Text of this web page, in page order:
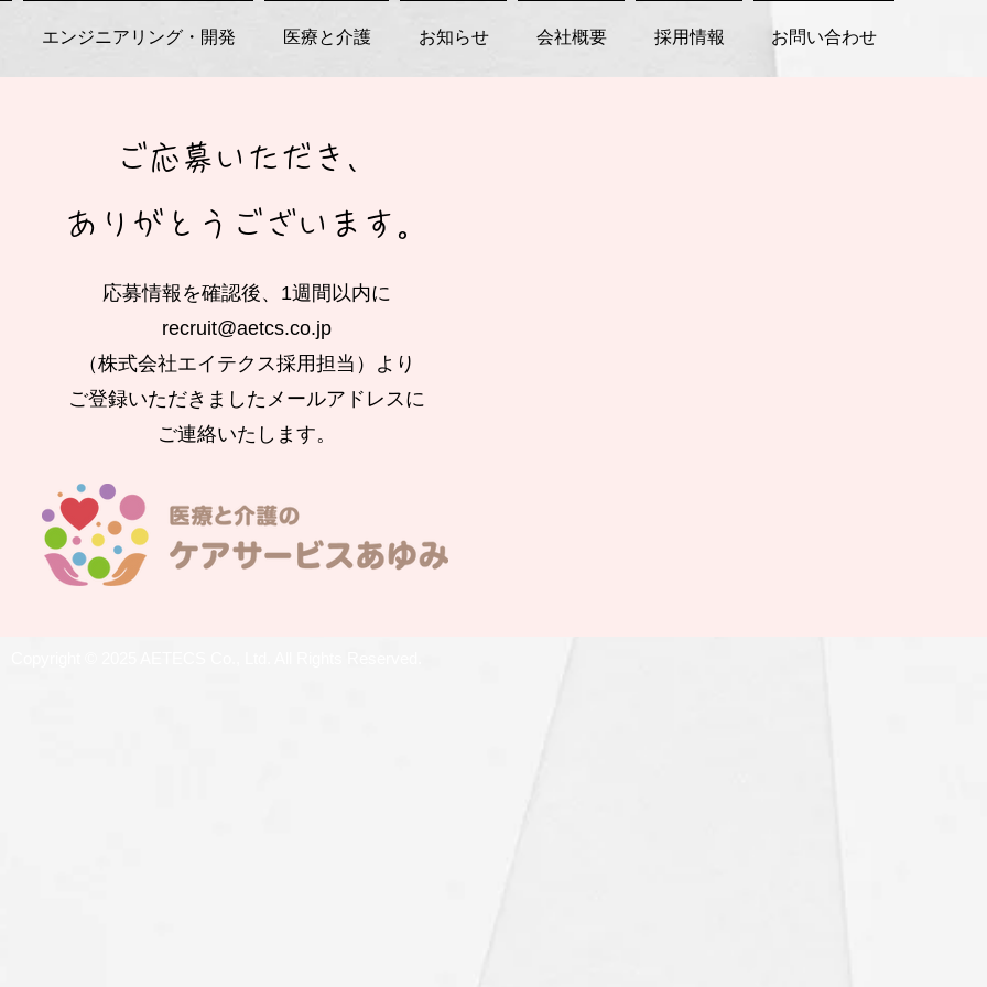
エンジニアリング・開発 医療と介護 お知らせ 会社概要 採用情報 お問い合わせ
ご応募いただき、
​ありがとうございます。
応募情報を確認後、 1週間以内に
recruit@aetcs.co.jp
（株式会社エイテクス採用担当）より
ご登録いただきましたメールアドレスに
​ご連絡いたします。